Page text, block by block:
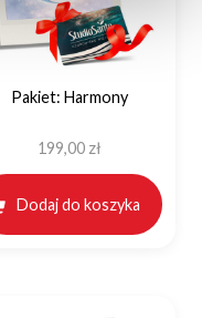
Pakiet: Harmony
199,00 zł
Dodaj do koszyka